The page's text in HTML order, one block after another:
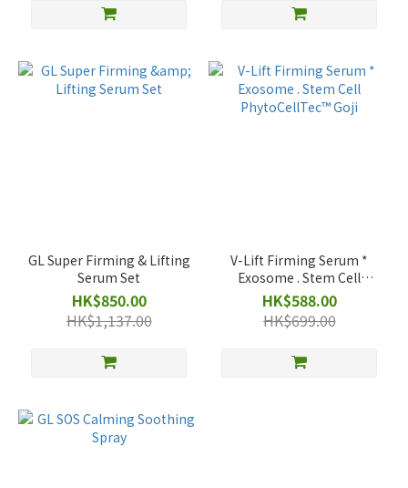
GL Super Firming & Lifting
Serum Set
HK$850.00
HK$1,137.00
V-Lift Firming Serum *
Exosome . Stem Cell
PhytoCellTec™ Goji
HK$588.00
HK$699.00